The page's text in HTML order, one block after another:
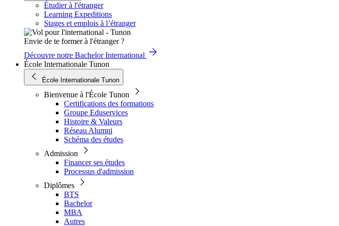
Étudier à l'étranger
Learning Expeditions
Stages et emplois à l’étranger
Envie de te former à l'étranger ?
Découvre notre Bachelor International
École Internationale Tunon
École Internationale Tunon
Bienvenue à l'École Tunon
Certifications des formations
Groupe Eduservices
Histoire & Valeurs
Réseau Alumni
Schéma des études
Admission
Financer ses études
Processus d'admission
Diplômes
BTS
Bachelor
MBA
Autres